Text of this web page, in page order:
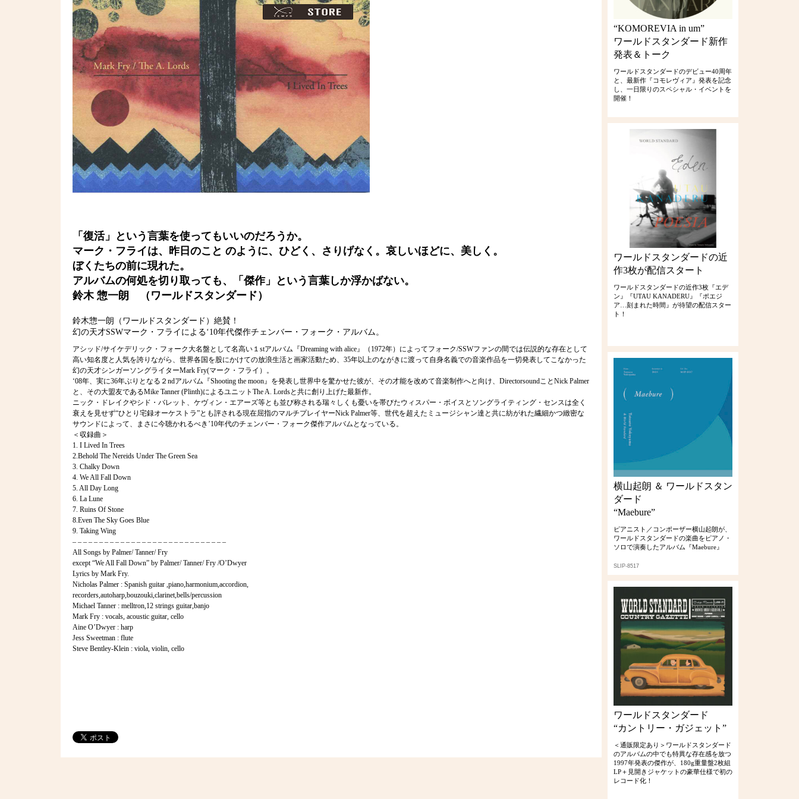
「復活」という言葉を使ってもいいのだろうか。
マーク・フライは、昨日のこと のように、ひどく、さりげなく。哀しいほどに、美しく。
ぼくたちの前に現れた。
アルバムの何処を切り取っても、「傑作」という言葉しか浮かばない。
鈴木 惣一朗 （ワールドスタンダード）
鈴木惣一朗（ワールドスタンダード）絶賛！
幻の天才SSWマーク・フライによる‘10年代傑作チェンバー・フォーク・アルバム。
アシッド/サイケデリック・フォーク大名盤として名高い１stアルバム『Dreaming with alice』（1972年）によってフォーク/SSWファンの間では伝説的な存在として
高い知名度と人気を誇りながら、世界各国を股にかけての放浪生活と画家活動ため、35年以上のながきに渡って自身名義での音楽作品を一切発表してこなかった
幻の天才シンガーソングライターMark Fry(マーク・フライ）。
‘08年、実に36年ぶりとなる２ndアルバム『Shooting the moon』を発表し世界中を驚かせた彼が、その才能を改めて音楽制作へと向け、DirectorsoundことNick Palmer
と、その大盟友であるMike Tanner (Plinth)によるユニットThe A. Lordsと共に創り上げた最新作。
ニック・ドレイクやシド・バレット、ケヴィン・エアーズ等とも並び称される瑞々しくも憂いを帯びたウィスパー・ボイスとソングライティング・センスは全く
衰えを見せず“ひとり宅録オーケストラ”とも評される現在屈指のマルチプレイヤーNick Palmer等、世代を超えたミュージシャン達と共に紡がれた繊細かつ緻密な
サウンドによって、まさに今聴かれるべき’10年代のチェンバー・フォーク傑作アルバムとなっている。
＜収録曲＞
1. I Lived In Trees
2.Behold The Nereids Under The Green Sea
3. Chalky Down
4. We All Fall Down
5. All Day Long
6. La Lune
7. Ruins Of Stone
8.Even The Sky Goes Blue
9. Taking Wing
– – – – – – – – – – – – – – – – – – – – – – – – – – – – –
All Songs by Palmer/ Tanner/ Fry
except “We All Fall Down” by Palmer/ Tanner/ Fry /O’Dwyer
Lyrics by Mark Fry.
Nicholas Palmer : Spanish guitar ,piano,harmonium,accordion,
recorders,autoharp,bouzouki,clarinet,bells/percussion
Michael Tanner : melltron,12 strings guitar,banjo
Mark Fry : vocals, acoustic guitar, cello
Aine O’Dwyer : harp
Jess Sweetman : flute
Steve Bentley-Klein : viola, violin, cello
“KOMOREVIA in um”
ワールドスタンダード新作
発表＆トーク
ワールドスタンダードのデビュー40周年
と、最新作『コモレヴィア』発表を記念
し、一日限りのスペシャル・イベントを
開催！
ワールドスタンダードの近
作3枚が配信スタート
ワールドスタンダードの近作3枚『エデ
ン』『UTAU KANADERU』『ポエジ
ア…刻まれた時間』が待望の配信スター
ト！
横山起朗 ＆ ワールドスタン
ダード
“Maebure”
ピアニスト／コンポーザー横山起朗が、
ワールドスタンダードの楽曲をピアノ・
ソロで演奏したアルバム『Maebure』
SLIP-8517
ワールドスタンダード
“カントリー・ガジェット”
＜通販限定あり＞ワールドスタンダード
のアルバムの中でも特異な存在感を放つ
1997年発表の傑作が、180g重量盤2枚組
LP＋見開きジャケットの豪華仕様で初の
レコード化！